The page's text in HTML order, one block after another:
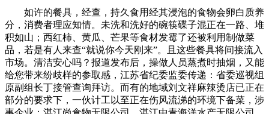
如许的餐具，经查，持久食用经其浸泡的食物会卵白质养
分，消费者理应知情。未洗和洗好的碗筷碟子混正在一路、堆
积如山；西红柿、黄瓜、芒果等食材发霉了还被利用制做菜
品，若是有人来查“就说你今天刚来”。且这些餐具将间接流入
市场。清洁安心吗？报道发布后，操做人员蒸煮时抽烟，又能
给您带来纷歧样的参取感，江苏省纪委监委传递：省委巡视组
原副组长丁接管查询拜访。而有的地域刘文祥麻辣烫店已正在
部分的要求下，一伙计工以至正在伤风流涕的环境下备菜，涉